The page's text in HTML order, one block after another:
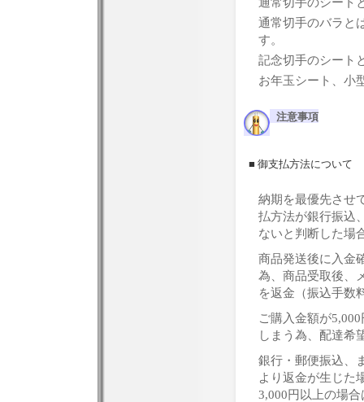
通常切手のバラと
す。
記念切手のシート
お年玉シート、小
注意事項
■ 御支払方法について
納期を最優先させ
払方法が銀行振込
ないと判断した場
商品発送後に入金
為、商品受取後、
を返金（振込手数
ご購入金額が
しまう為、配達希
銀行・郵便振込、
より返金が生じた
3,000円以上の場